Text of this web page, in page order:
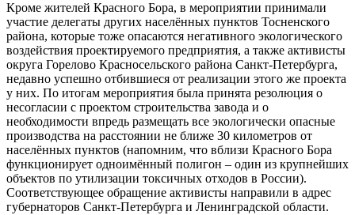
Кроме жителей Красного Бора, в мероприятии принимали
участие делегаты других населённых пунктов Тосненского
района, которые тоже опасаются негативного экологического
воздействия проектируемого предприятия, а также активисты
округа Горелово Красносельского района Санкт-Петербурга,
недавно успешно отбившиеся от реализации этого же проекта
у них. По итогам мероприятия была принята резолюция о
несогласии с проектом строительства завода и о
необходимости впредь размещать все экологически опасные
производства на расстоянии не ближе 30 километров от
населённых пунктов (напомним, что вблизи Красного Бора
функционирует одноимённый полигон – один из крупнейших
объектов по утилизации токсичных отходов в России).
Соответствующее обращение активисты направили в адрес
губернаторов Санкт-Петербурга и Ленинградской области.